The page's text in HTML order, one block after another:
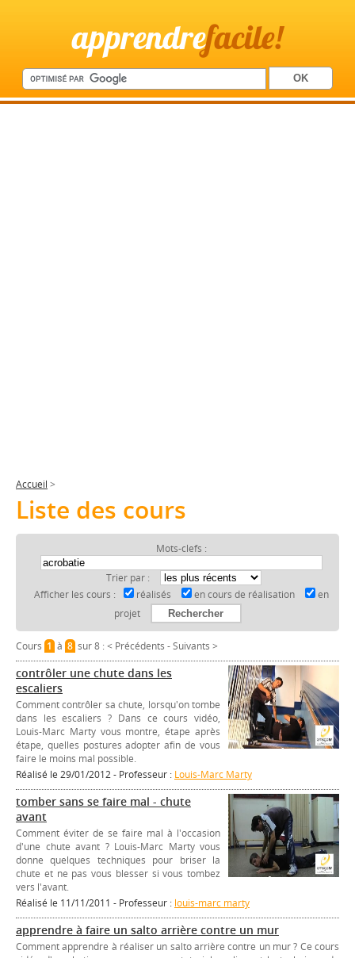
apprendrefacile!
Accueil >
Liste des cours
Mots-clefs :
Trier par :
Afficher les cours :
réalisés en cours de réalisation
en
projet
Cours 1à 8sur 8 :< Précédents -Suivants >
contrôler une chute dans les
escaliers
Comment contrôler sa chute, lorsqu'on tombe
dans les escaliers ? Dans ce cours vidéo,
Louis-Marc Marty vous montre, étape après
étape, quelles postures adopter afin de vous
faire le moins mal possible.
Réalisé le 29/01/2012 - Professeur : Louis-Marc Marty
tomber sans se faire mal - chute
avant
Comment éviter de se faire mal à l'occasion
d'une chute avant ? Louis-Marc Marty vous
donne quelques techniques pour briser la
chute et ne pas vous blesser si vous tombez
vers l'avant.
Réalisé le 11/11/2011 - Professeur : louis-marc marty
apprendre à faire un salto arrière contre un mur
Comment apprendre à réaliser un salto arrière contre un mur ? Ce cours